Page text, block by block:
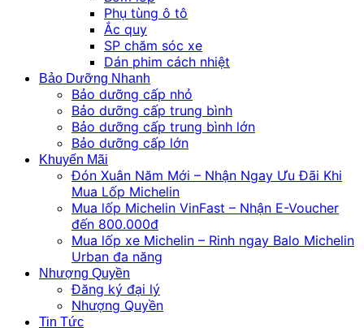
Phụ tùng ô tô
Ắc quy
SP chăm sóc xe
Dán phim cách nhiệt
Bảo Dưỡng Nhanh
Bảo dưỡng cấp nhỏ
Bảo dưỡng cấp trung bình
Bảo dưỡng cấp trung bình lớn
Bảo dưỡng cấp lớn
Khuyến Mãi
Đón Xuân Năm Mới – Nhận Ngay Ưu Đãi Khi
Mua Lốp Michelin
Mua lốp Michelin VinFast – Nhận E-Voucher
đến 800.000đ
Mua lốp xe Michelin – Rinh ngay Balo Michelin
Urban đa năng
Nhượng Quyền
Đăng ký đại lý
Nhượng Quyền
Tin Tức